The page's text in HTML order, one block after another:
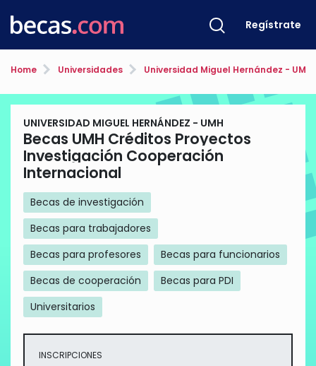
Regístrate
Home Universidades Universidad Miguel Hernández - UMH
UNIVERSIDAD MIGUEL HERNÁNDEZ - UMH
Becas UMH Créditos Proyectos
Investigación Cooperación
Internacional
Becas de investigación
Becas para trabajadores
Becas para profesores
Becas para funcionarios
Becas de cooperación
Becas para PDI
Universitarios
INSCRIPCIONES